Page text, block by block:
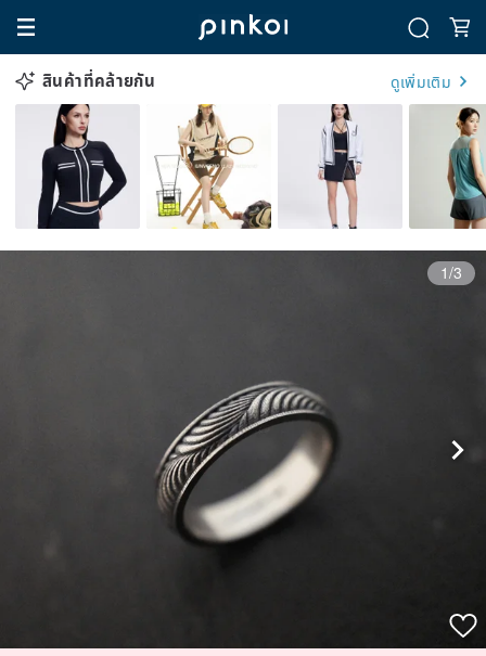
สินค้าที่คล้ายกัน ดูเพิ่มเติม
1/3